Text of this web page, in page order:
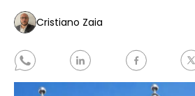
Cristiano Zaia